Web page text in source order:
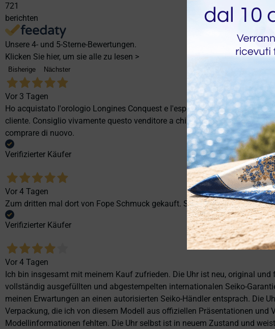
721
berichten
Unsere 4- und 5-Sterne-Bewertungen.
Klicken Sie hier, um sie alle zu lesen >
Bisherige Nächster
Vor 3 Tagen
Ho acquistato l'orologio Longines Conquest e l'esperienza è stata
cliente. Consiglio vivamente questo venditore a chi cerca
comprare di nuovo.
Verifizierter Käufer
Vor 4 Tagen
Zum dritten mal dort von Fope Schmuck gekauft. Super Service, tolle
Verifizierter Käufer
Vor 4 Tagen
Ich bin insgesamt mit meinem Kauf zufrieden. Die Uhr ist neu, original
vollständig ausgefüllten und abgestempelten internationalen Seiko-
meinen Erwartungen an einen autorisierten Seiko-Händler entsprach. Die
Verpackung, die ich von diesem Modell aus offiziellen Präsentationen und
Modellinformationen fehlten. Die Uhr selbst ist in neuem Zustand und